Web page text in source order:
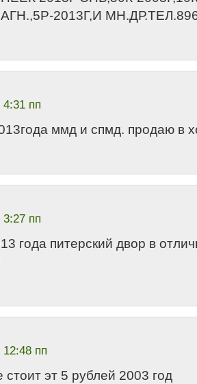
2013Г,И
4:31 пп
ммд и спмд. продаю в
3:27 пп
года питерский двор в
пп
стоит эт 5 рублей 2003 год